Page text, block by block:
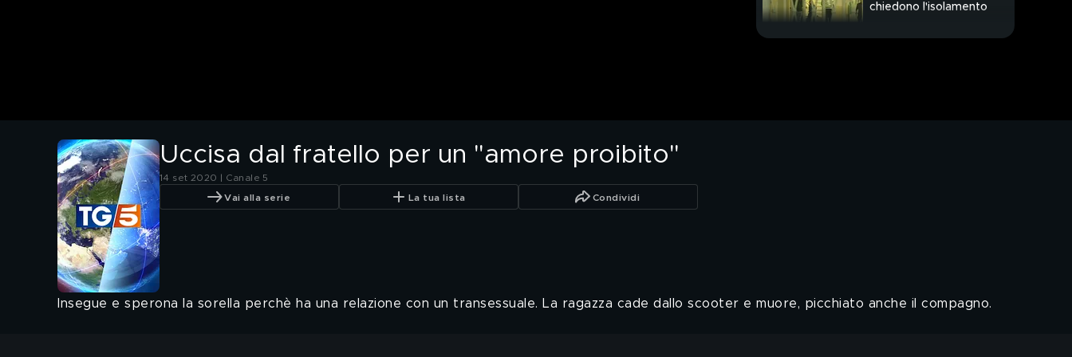
chiedono l'isolamento
Uccisa dal fratello per un "amore proibito"
14 set 2020 | Canale 5
Vai alla serie La tua lista Condividi
Insegue e sperona la sorella perchè ha una relazione con un transessuale. La ragazza cade dallo scooter e muore, picchiato anche il compagno.